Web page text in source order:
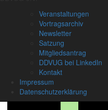
Veranstaltungen
Vortragsarchiv
Newsletter
Satzung
Mitgliedsantrag
DDVUG bei LinkedIn
Kontakt
Impressum
Datenschutzerklärung